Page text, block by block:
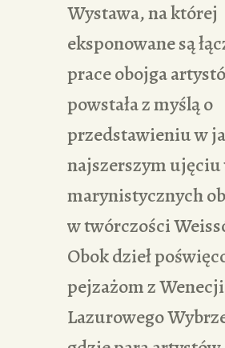
Wystawa, na której
eksponowane są
prace obojga
powstała z myślą o
przedstawieniu w
najszerszym
marynistycznych
w twórczości
Obok dzieł
pejzażom z
Lazurowego